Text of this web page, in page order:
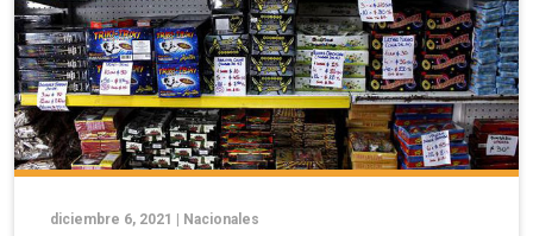
diciembre 6, 2021 | Nacionales